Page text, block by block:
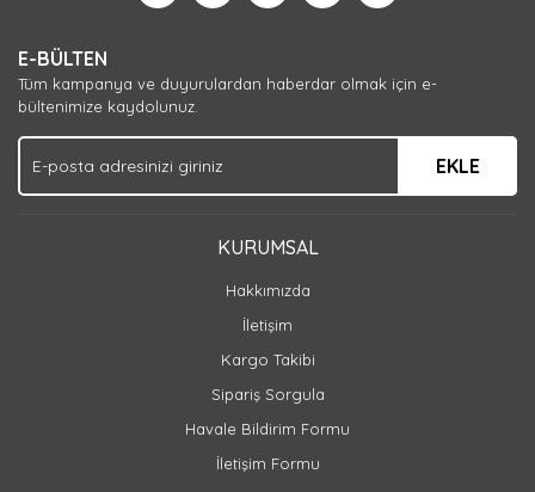
Yorum Yaz
E-BÜLTEN
Tüm kampanya ve duyurulardan haberdar olmak için e-
bültenimize kaydolunuz.
EKLE
KURUMSAL
Hakkımızda
İletişim
Kargo Takibi
Sipariş Sorgula
Havale Bildirim Formu
İletişim Formu